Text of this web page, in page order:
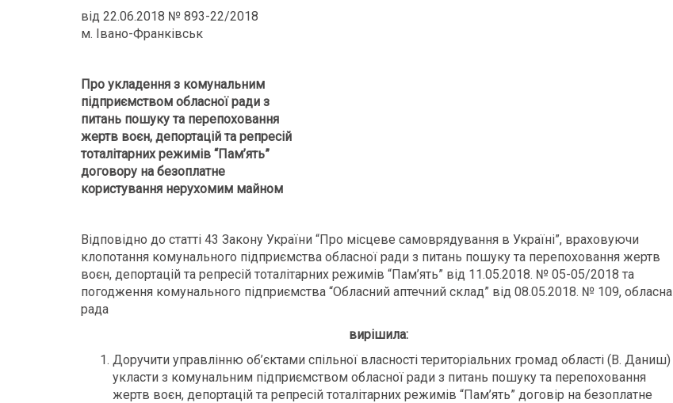
від 22.06.2018 № 893-22/2018
м. Івано-Франківськ
Про укладення з комунальним
підприємством обласної ради з
питань пошуку та перепоховання
жертв воєн, депортацій та репресій
тоталітарних режимів “Пам’ять”
договору на безоплатне
користування нерухомим майном
Відповідно до статті 43 Закону України “Про місцеве самоврядування в Україні”, враховуючи
клопотання комунального підприємства обласної ради з питань пошуку та перепоховання жертв
воєн, депортацій та репресій тоталітарних режимів “Пам’ять” від 11.05.2018. № 05-05/2018 та
погодження комунального підприємства “Обласний аптечний склад” від 08.05.2018. № 109, обласна
рада
вирішила:
Доручити управлінню об’єктами спільної власності територіальних громад області (В. Даниш)
укласти з комунальним підприємством обласної ради з питань пошуку та перепоховання
жертв воєн, депортацій та репресій тоталітарних режимів “Пам’ять” договір на безоплатне